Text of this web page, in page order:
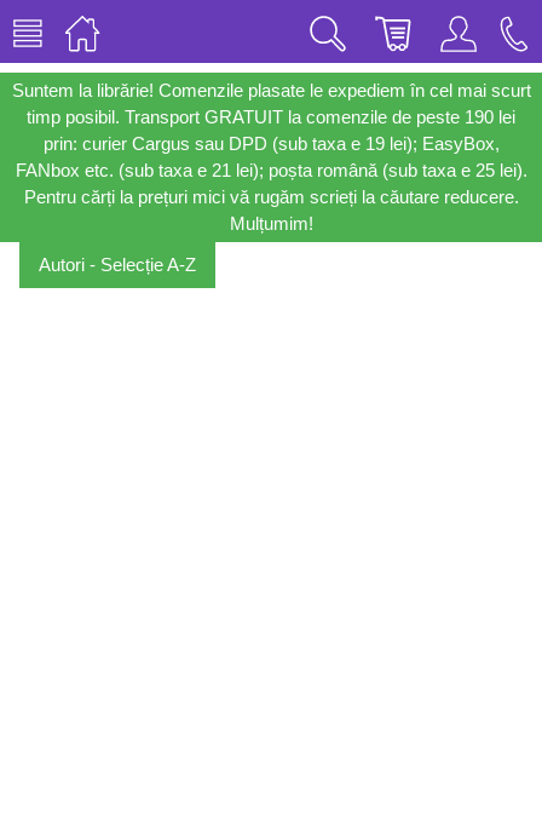
Suntem la librărie! Comenzile plasate le expediem în cel mai scurt
timp posibil. Transport GRATUIT la comenzile de peste 190 lei
prin: curier Cargus sau DPD (sub taxa e 19 lei); EasyBox,
FANbox etc. (sub taxa e 21 lei); poșta română (sub taxa e 25 lei).
Pentru cărți la prețuri mici vă rugăm scrieți la căutare reducere.
Mulțumim!
Autori - Selecție A-Z